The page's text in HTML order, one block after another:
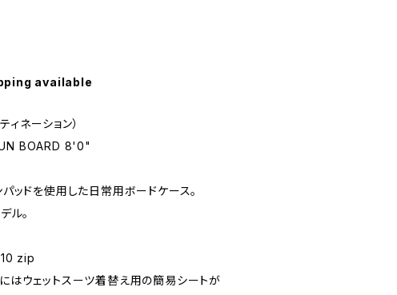
available
ネーション）
BOARD 8'0"
ッドを使用した日常用ボードケース。
ル。
zip
はウェットスーツ着替え用の簡易シートが